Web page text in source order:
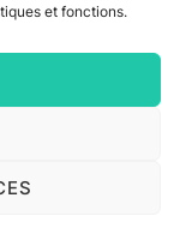
et fonctions.